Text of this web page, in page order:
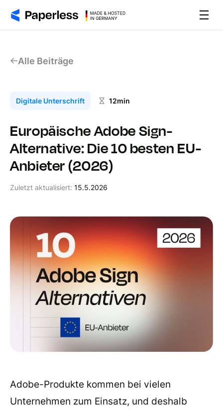
Alle Beiträge
Digitale Unterschrift 12min
Europäische Adobe Sign-
Alternative: Die 10 besten EU-
Anbieter (2026)
Zuletzt aktualisiert: 15.5.2026
Adobe-Produkte kommen bei vielen
Unternehmen zum Einsatz, und deshalb